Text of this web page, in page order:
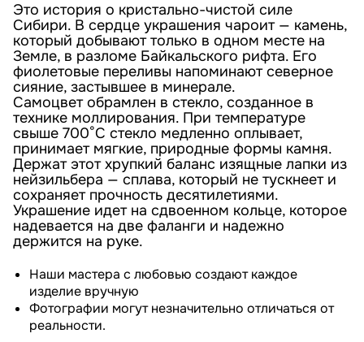
Это история о кристально-чистой силе
Сибири. В сердце украшения чароит — камень,
который добывают только в одном месте на
Земле, в разломе Байкальского рифта. Его
фиолетовые переливы напоминают северное
сияние, застывшее в минерале.
Самоцвет обрамлен в стекло, созданное в
технике моллирования. При температуре
свыше 700°С стекло медленно оплывает,
принимает мягкие, природные формы камня.
Держат этот хрупкий баланс изящные лапки из
нейзильбера — сплава, который не тускнеет и
сохраняет прочность десятилетиями.
Украшение идет на сдвоенном кольце, которое
надевается на две фаланги и надежно
держится на руке.
Наши мастера с любовью создают каждое
изделие вручную
Фотографии могут незначительно отличаться от
реальности.